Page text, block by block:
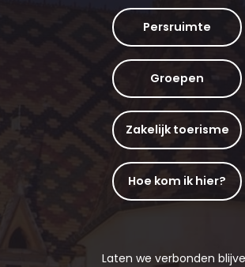
Persruimte
Groepen
Zakelijk toerisme
Hoe kom ik hier?
Laten we verbonden